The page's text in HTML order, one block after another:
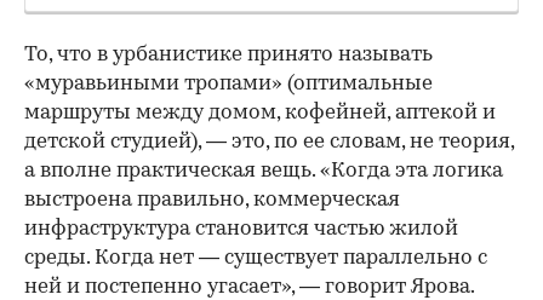
То, что в урбанистике принято называть
«муравьиными тропами» (оптимальные
маршруты между домом, кофейней, аптекой и
детской студией), — это, по ее словам, не теория,
а вполне практическая вещь. «Когда эта логика
выстроена правильно, коммерческая
инфраструктура становится частью жилой
среды. Когда нет — существует параллельно с
ней и постепенно угасает», — говорит Ярова.